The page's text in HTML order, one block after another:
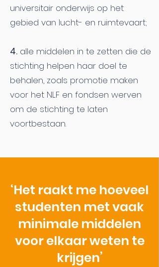
universitair onderwijs op het
gebied van lucht- en ruimtevaart;
4. alle middelen in te zetten die de
stichting helpen haar doel te
behalen, zoals promotie maken
voor het NLF en fondsen werven
om de stichting te laten
voortbestaan.
‘Het raakt me hoeveel
studenten met vaak
minimale middelen
voor elkaar weten te
krijgen’